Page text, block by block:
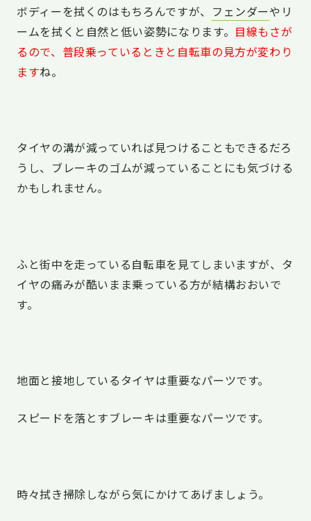
ボディーを拭くのはもちろんですが、 フェンダーやリ
ームを拭くと自然と低い姿勢になります。 目線もさが
るので、普段乗っているときと自転車の見方が変わり
ますね。
タイヤの溝が減っていれば見つけることもできるだろ
うし、ブレーキのゴムが減っていることにも気づける
かもしれません。
ふと街中を走っている自転車を見てしまいますが、タ
イヤの痛みが酷いまま乗っている方が結構おおいで
す。
地面と接地しているタイヤは重要なパーツです。
スピードを落とすブレーキは重要なパーツです。
時々拭き掃除しながら気にかけてあげましょう。